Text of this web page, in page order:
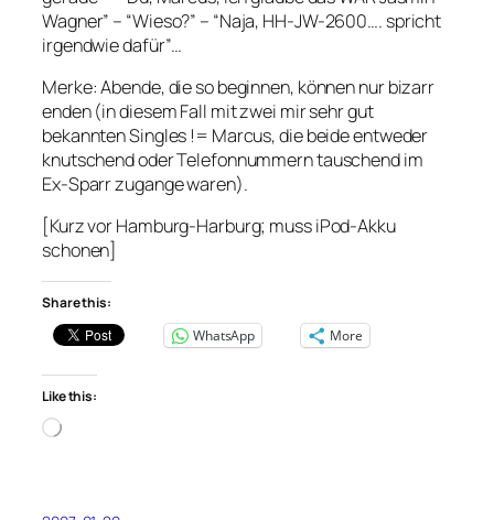
Wagner” – “Wieso?” – “Naja, HH-JW-2600…. spricht
irgendwie dafür”…
Merke: Abende, die so beginnen, können nur bizarr
enden (in diesem Fall mit zwei mir sehr gut
bekannten Singles != Marcus, die beide entweder
knutschend oder Telefonnummern tauschend im
Ex-Sparr zugange waren).
[Kurz vor Hamburg-Harburg; muss iPod-Akku
schonen]
Share this:
WhatsApp
More
Like this:
Loading…